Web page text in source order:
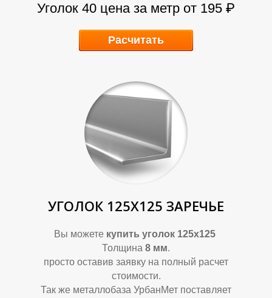
П
Уголок 40 цена за метр от 195 ₽
Расчитать
УГОЛОК 125Х125 ЗАРЕЧЬЕ
Вы можете купить уголок 125х125
Толщина 8 мм.
просто оставив заявку на полный расчет
стоимости.
Так же металлобаза УрбанМет поставляет
П